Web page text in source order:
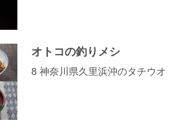
オトコの釣りメシ
8 神奈川県久里浜沖のタチウオ